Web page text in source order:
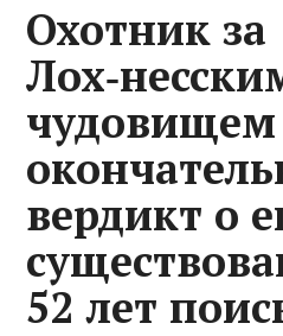
Охотник за
вердикт о
52 лет